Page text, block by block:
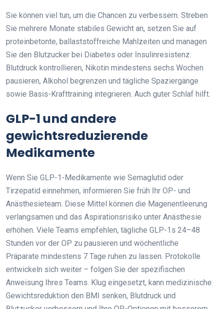
Sie können viel tun, um die Chancen zu verbessern. Streben
Sie mehrere Monate stabiles Gewicht an, setzen Sie auf
proteinbetonte, ballaststoffreiche Mahlzeiten und managen
Sie den Blutzucker bei Diabetes oder Insulinresistenz.
Blutdruck kontrollieren, Nikotin mindestens sechs Wochen
pausieren, Alkohol begrenzen und tägliche Spaziergänge
sowie Basis-Krafttraining integrieren. Auch guter Schlaf hilft.
GLP-1 und andere
gewichtsreduzierende
Medikamente
Wenn Sie GLP-1-Medikamente wie Semaglutid oder
Tirzepatid einnehmen, informieren Sie früh Ihr OP- und
Anästhesieteam. Diese Mittel können die Magenentleerung
verlangsamen und das Aspirationsrisiko unter Anästhesie
erhöhen. Viele Teams empfehlen, tägliche GLP-1s 24–48
Stunden vor der OP zu pausieren und wöchentliche
Präparate mindestens 7 Tage ruhen zu lassen. Protokolle
entwickeln sich weiter – folgen Sie der spezifischen
Anweisung Ihres Teams. Klug eingesetzt, kann medizinische
Gewichtsreduktion den BMI senken, Blutdruck und